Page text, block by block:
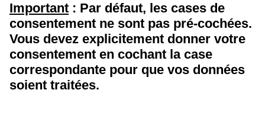
Important : Par défaut, les cases de
consentement ne sont pas pré-cochées.
Vous devez explicitement donner votre
consentement en cochant la case
correspondante pour que vos données
soient traitées.